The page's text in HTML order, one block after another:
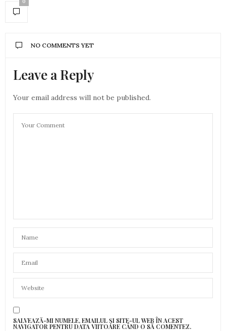
NO COMMENTS YET
Leave a Reply
Your email address will not be published.
SALVEAZĂ-MI NUMELE, EMAILUL ȘI SITE-UL WEB ÎN ACEST
NAVIGATOR PENTRU DATA VIITOARE CÂND O SĂ COMENTEZ.